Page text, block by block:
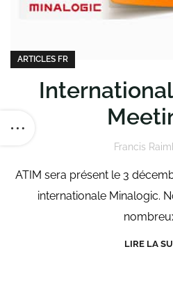
ARTICLES FR
Francis
ATIM sera présent le 3
internationale Minalogic.
LIRE LA